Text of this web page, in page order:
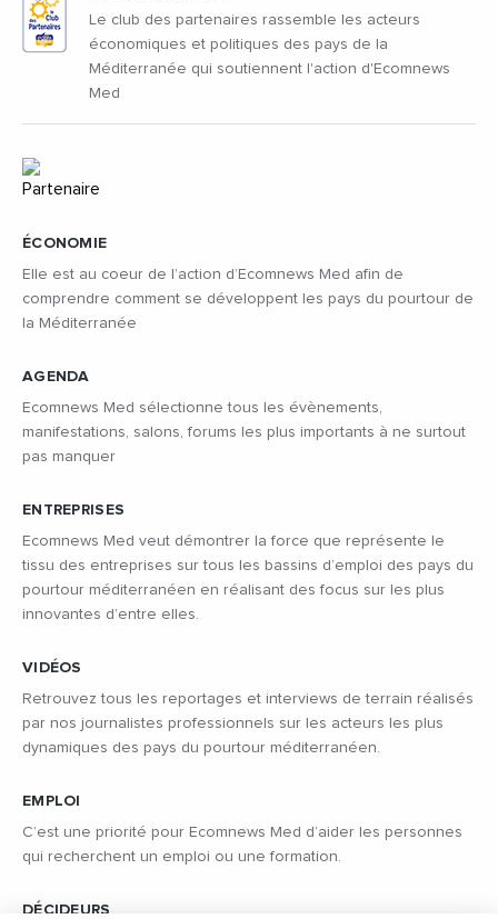
ÉCONOMIE
Elle est au coeur de l’action d’Ecomnews Med afin de
comprendre comment se développent les pays du pourtour de
la Méditerranée
AGENDA
Ecomnews Med sélectionne tous les évènements,
manifestations, salons, forums les plus importants à ne surtout
pas manquer
ENTREPRISES
Ecomnews Med veut démontrer la force que représente le
tissu des entreprises sur tous les bassins d’emploi des pays du
pourtour méditerranéen en réalisant des focus sur les plus
innovantes d’entre elles.
VIDÉOS
Retrouvez tous les reportages et interviews de terrain réalisés
par nos journalistes professionnels sur les acteurs les plus
dynamiques des pays du pourtour méditerranéen.
EMPLOI
C’est une priorité pour Ecomnews Med d’aider les personnes
qui recherchent un emploi ou une formation.
DÉCIDEURS
Le club des partenaires rassemble les acteurs
économiques et politiques des pays de la
Méditerranée qui soutiennent l'action d'Ecomnews
Med